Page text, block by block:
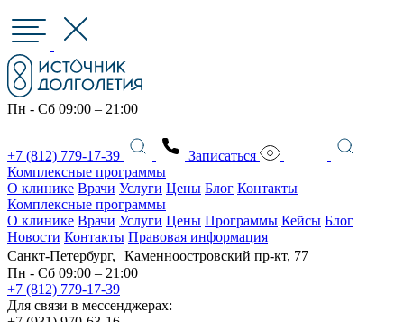
Пн - Сб 09:00 – 21:00
+7 (812) 779-17-39
Записаться
Комплексные программы
О клинике Врачи Услуги Цены Блог Контакты
Комплексные программы
О клинике Врачи Услуги Цены Программы Кейсы Блог
Новости Контакты Правовая информация
Санкт-Петербург, Каменноостровский пр-кт, 77
Пн - Сб 09:00 – 21:00
+7 (812) 779-17-39
Для связи в мессенджерах: